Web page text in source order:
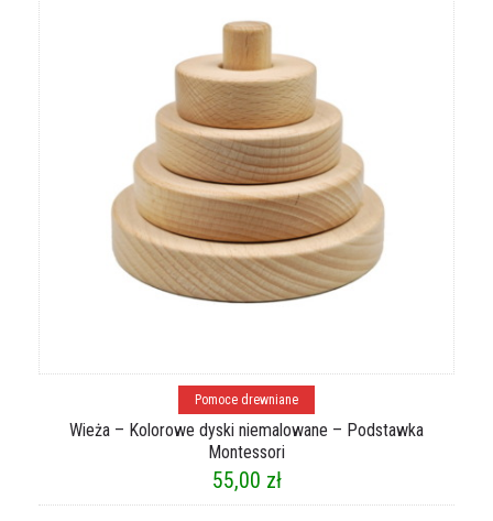
Dodaj do koszyka
Pomoce drewniane
Wieża – Kolorowe dyski niemalowane – Podstawka
Montessori
55,00 zł